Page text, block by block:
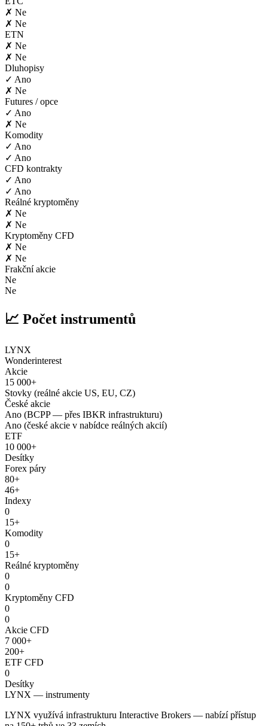
✗ Ne
✗ Ne
ETN
✗ Ne
✗ Ne
Dluhopisy
✓ Ano
✗ Ne
Futures / opce
✓ Ano
✗ Ne
Komodity
✓ Ano
✓ Ano
CFD kontrakty
✓ Ano
✓ Ano
Reálné kryptoměny
✗ Ne
✗ Ne
Kryptoměny CFD
✗ Ne
✗ Ne
Frakční akcie
Ne
Ne
📈 Počet instrumentů
LYNX
Wonderinterest
Akcie
15 000+
Stovky (reálné akcie US, EU, CZ)
České akcie
Ano (BCPP — přes IBKR infrastrukturu)
Ano (české akcie v nabídce reálných akcií)
ETF
10 000+
Desítky
Forex páry
80+
46+
Indexy
0
15+
Komodity
0
15+
Reálné kryptoměny
0
0
Kryptoměny CFD
0
0
Akcie CFD
7 000+
200+
ETF CFD
0
Desítky
LYNX — instrumenty
LYNX využívá infrastrukturu Interactive Brokers — nabízí přístup